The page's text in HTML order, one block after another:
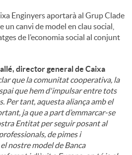
Enginyers aportarà al Grup Clade
canvi de model en clau social,
de l’economia social al conjunt
director general de Caixa
que la comunitat cooperativa, la
que hem d'impulsar entre tots
Per tant, aquesta aliança amb el
ja que a part d’emmarcar-se
Entitat per seguir posant al
de pimes i
nostre model de Banca